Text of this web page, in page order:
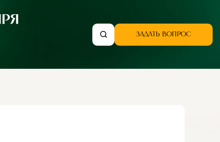
ЗАДАТЬ ВОПРОС